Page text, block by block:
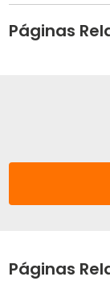
Páginas
Páginas